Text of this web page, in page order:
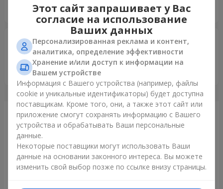
מהיר, מדויק, איכותי. מומלץ.
Елена 05.03.2021
5
Спасибо большое за отлично выполненный заказ! Вы -
лучшие! С праздником Весны всех прекрасных сотрудниц!
Только что доставили
Этот сайт запрашивает у Вас
согласие на использование
Ваших данных
Персонализированная реклама и контент,
аналитика, определение эффективности
Хранение и/или доступ к информации на
Вашем устройстве
Информация с Вашего устройства (например, файлы
cookie и уникальные идентификаторы) будет доступна
поставщикам. Кроме того, они, а также этот сайт или
приложение смогут сохранять информацию с Вашего
устройства и обрабатывать Ваши персональные
данные.
Некоторые поставщики могут использовать Ваши
данные на основании законного интереса. Вы можете
изменить свой выбор позже по ссылке внизу страницы.